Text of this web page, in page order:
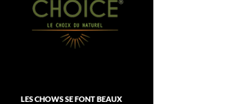
LES CHOWS SE FONT BEAUX